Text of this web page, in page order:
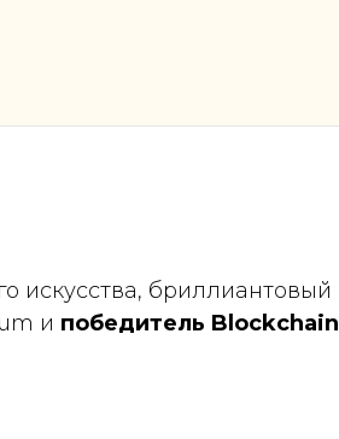
искусства, бриллиантовый
и победитель Blockchain